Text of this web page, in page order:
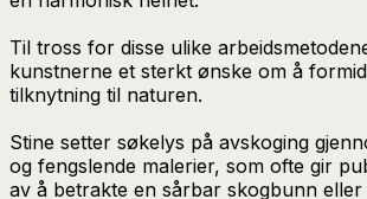
Til tross for disse ulike
kunstnerne et sterkt ønske om å
tilknytning til naturen.
Stine setter søkelys på avskoging
og fengslende malerier, som ofte gir
av å betrakte en sårbar skogbunn eller